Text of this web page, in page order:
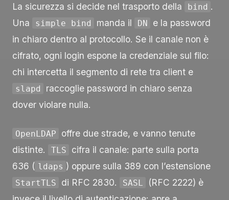
La sicurezza si decide nel trasporto della bind .
Una
simple bind manda il DN
e la password
in chiaro dentro al protocollo. Se il canale non è
cifrato, ogni login espone la credenziale sul filo:
chi intercetta il segmento di rete tra client e
slapd
raccoglie password in chiaro senza
dover violare nulla.
OpenLDAP
offre due strade, e vanno tenute
distinte.
TLS
cifra il canale: parte sulla porta
636 ( ldaps ) oppure sulla 389 con l’estensione
StartTLS di RFC 2830. SASL
(RFC 2222) è